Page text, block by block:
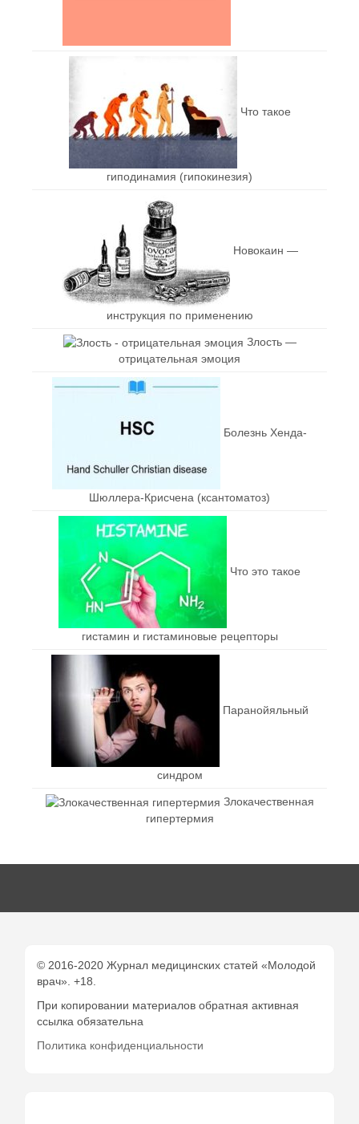
Что такое
гиподинамия (гипокинезия)
Новокаин —
инструкция по применению
Злость —
отрицательная эмоция
Болезнь Хенда-
Шюллера-Крисчена (ксантоматоз)
Что это такое
гистамин и гистаминовые рецепторы
Паранойяльный
синдром
Злокачественная
гипертермия
© 2016-2020 Журнал медицинских статей «Молодой
врач». +18.
При копировании материалов обратная активная
ссылка обязательна
Политика конфиденциальности